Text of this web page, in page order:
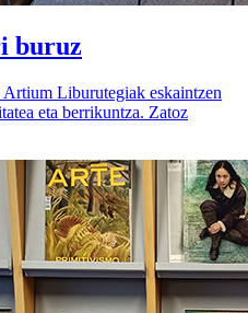
buruz
Liburutegiak eskaintzen
eta berrikuntza. Zatoz